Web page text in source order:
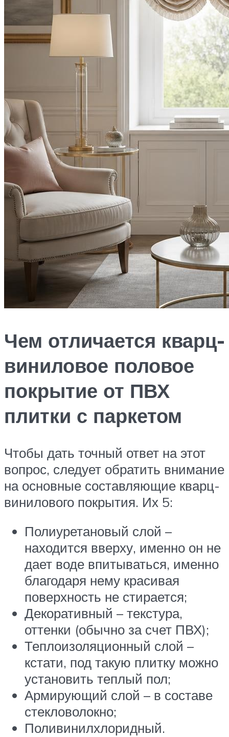
Чем отличается кварц-
виниловое половое
покрытие от ПВХ
плитки с паркетом
Чтобы дать точный ответ на этот
вопрос, следует обратить внимание
на основные составляющие кварц-
винилового покрытия. Их 5:
Полиуретановый слой –
находится вверху, именно он не
дает воде впитываться, именно
благодаря нему красивая
поверхность не стирается;
Декоративный – текстура,
оттенки (обычно за счет ПВХ);
Теплоизоляционный слой –
кстати, под такую плитку можно
установить теплый пол;
Армирующий слой – в составе
стекловолокно;
Поливинилхлоридный.